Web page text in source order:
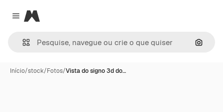
Close menu
Magnific
Início/stock/Fotos/Vista do signo 3d do…